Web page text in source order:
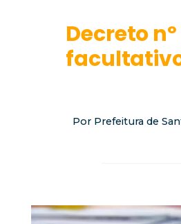
Decreto
Por Prefeitura de